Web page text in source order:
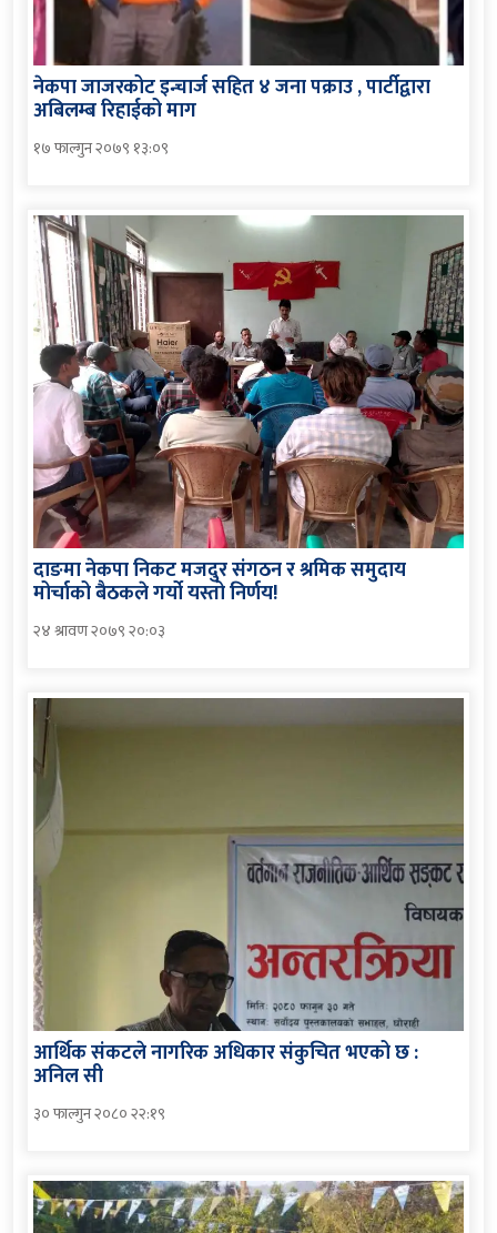
नेकपा जाजरकोट इन्चार्ज सहित ४ जना पक्राउ , पार्टीद्वारा
अबिलम्ब रिहाईको माग
१७ फाल्गुन २०७९ १३:०९
दाङमा नेकपा निकट मजदुर संगठन र श्रमिक समुदाय
मोर्चाको बैठकले गर्यो यस्तो निर्णय!
२४ श्रावण २०७९ २०:०३
आर्थिक संकटले नागरिक अधिकार संकुचित भएको छ :
अनिल सी
३० फाल्गुन २०८० २२:१९